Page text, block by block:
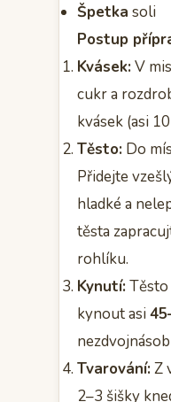
Špetka soli
Postup
Kvásek:V
cukr a
kvásek (asi
Těsto: Do
Přidejte
hladké a
těsta
rohlíku.
Kynutí:
kynout asi
Tvarování:Z
2–3 šišky